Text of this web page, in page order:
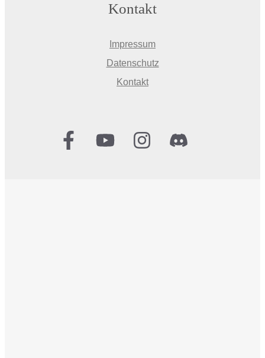
Kontakt
Impressum
Datenschutz
Kontakt